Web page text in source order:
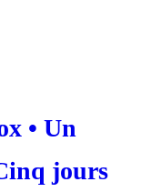
• Un
jours